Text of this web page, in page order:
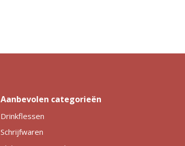
Aanbevolen categorieën
Drinkflessen
Schrijfwaren